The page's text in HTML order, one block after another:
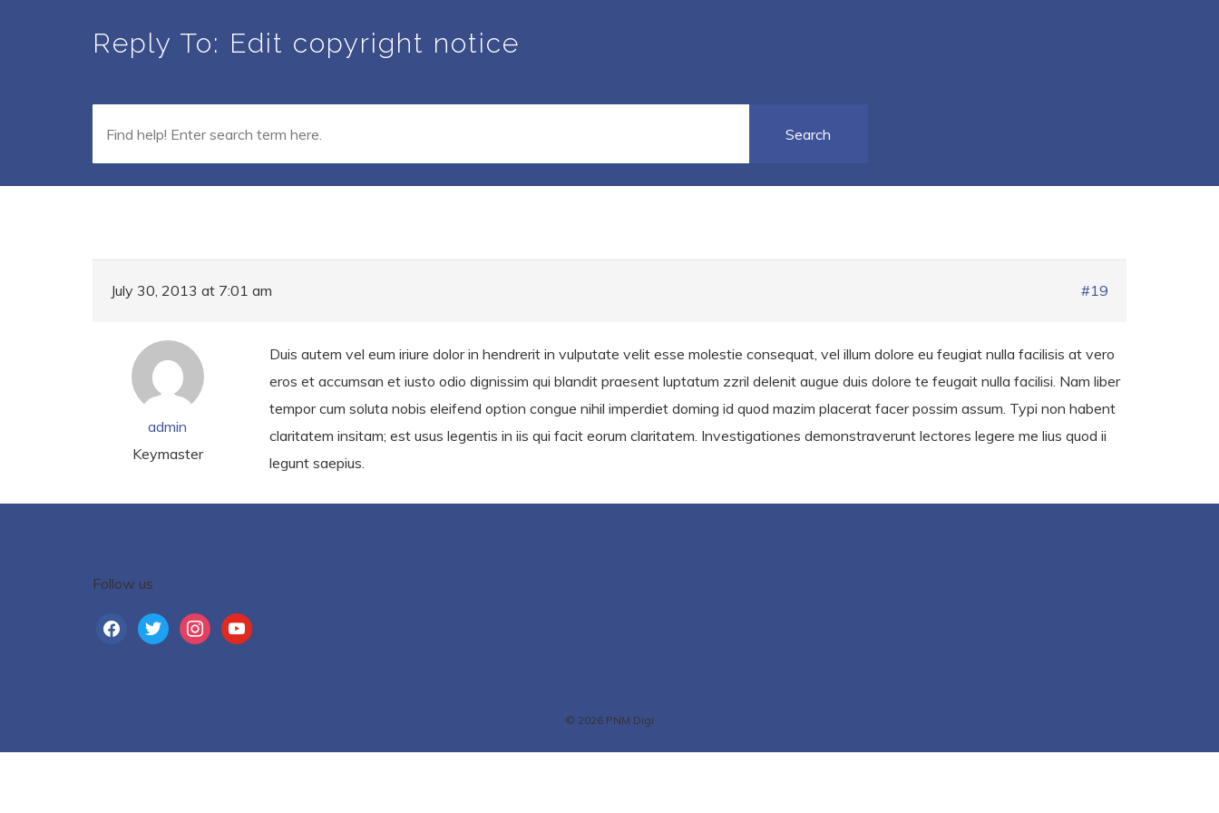
Reply To: Edit copyright notice
July 30, 2013 at 7:01 am #19
admin
Keymaster
Duis autem vel eum iriure dolor in hendrerit in vulputate velit esse molestie consequat, vel illum dolore eu feugiat nulla facilisis at vero
eros et accumsan et iusto odio dignissim qui blandit praesent luptatum zzril delenit augue duis dolore te feugait nulla facilisi. Nam liber
tempor cum soluta nobis eleifend option congue nihil imperdiet doming id quod mazim placerat facer possim assum. Typi non habent
claritatem insitam; est usus legentis in iis qui facit eorum claritatem. Investigationes demonstraverunt lectores legere me lius quod ii
legunt saepius.
Follow us
facebooktwitter instagramyoutube
© 2026 PNM Digi